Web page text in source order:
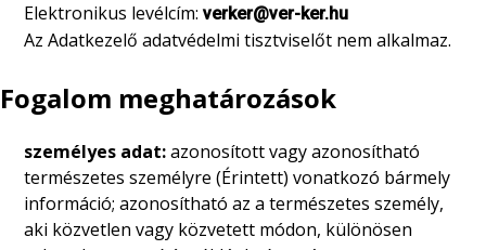
Elektronikus levélcím:verker@ver-ker.hu
Az Adatkezelő adatvédelmi tisztviselőt nem alkalmaz.
Fogalom meghatározások
személyes adat:azonosított vagy azonosítható
természetes személyre (Érintett) vonatkozó bármely
információ; azonosítható az a természetes személy,
aki közvetlen vagy közvetett módon, különösen